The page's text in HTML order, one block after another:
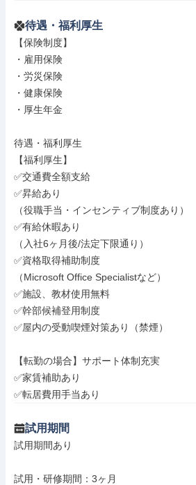
待遇・福利厚生
【保険制度】
・雇用保険
・労災保険
・健康保険
・厚生年金
待遇・福利厚生
【福利厚生】
✅交通費全額支給
✅昇給あり
（役職手当・インセンティブ制度あり）
✅有給休暇あり
（入社6ヶ月後/法定下限通り）
✅資格取得補助制度
（Microsoft Office Specialistなど）
✅施設、教材使用無料
✅幹部候補登用制度
✅屋内の受動喫煙対策あり（禁煙）
【転勤の場合】サポート体制充実
✅家賃補助あり
✅転居費用手当あり
試用期間
試用期間あり
試用・研修期間：3ヶ月